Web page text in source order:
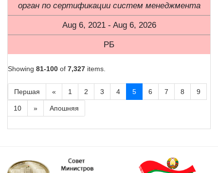
орган по сертификации систем менеджмента
Aug 6, 2021 - Aug 6, 2026
РБ
Showing 81-100 of 7,327 items.
Першая « 1 2 3 4 5 6 7 8 9
10 » Апошняя